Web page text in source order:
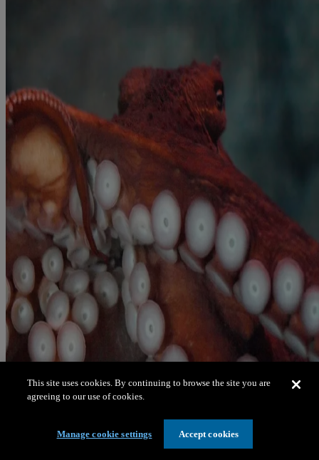
This site uses cookies. By continuing to browse the site you are
agreeing to our use of cookies.
Manage cookie settings Accept cookies